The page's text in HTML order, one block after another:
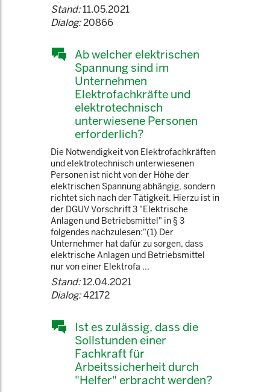
Stand:11.05.2021
Dialog:20866
Ab welcher elektrischen
Spannung sind im
Unternehmen
Elektrofachkräfte und
elektrotechnisch
unterwiesene Personen
erforderlich?
Die Notwendigkeit von Elektrofachkräften
und elektrotechnisch unterwiesenen
Personen ist nicht von der Höhe der
elektrischen Spannung abhängig, sondern
richtet sich nach der Tätigkeit. Hierzu ist in
der DGUV Vorschrift 3 "Elektrische
Anlagen und Betriebsmittel" in § 3
folgendes nachzulesen:"(1) Der
Unternehmer hat dafür zu sorgen, dass
elektrische Anlagen und Betriebsmittel
nur von einer Elektrofa ...
Stand:12.04.2021
Dialog:42172
Ist es zulässig, dass die
Sollstunden einer
Fachkraft für
Arbeitssicherheit durch
"Helfer" erbracht werden?